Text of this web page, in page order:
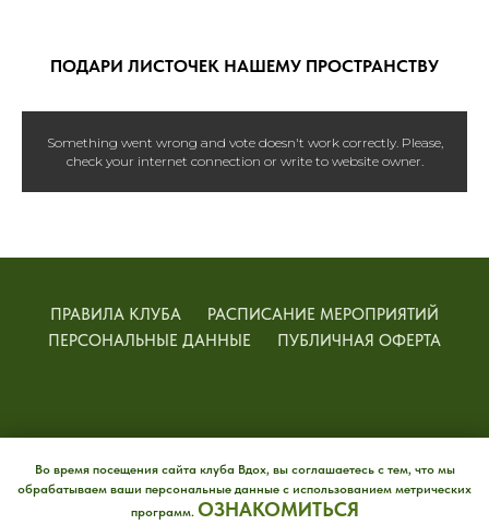
тёплый отзыв в 2ГИС
Во время посещения сайта клуба Вдох, вы соглашаетесь с тем, что мы
обрабатываем ваши персональные данные с использованием метрических
программ. ОЗНАКОМИТЬСЯ